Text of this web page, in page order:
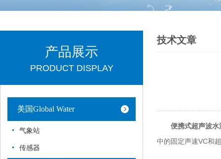
产品展示
PRODUCT DISPLAY
美国Global Water
气象站
传感器
技术文章
便携式超声波水
中的固定声速VC和